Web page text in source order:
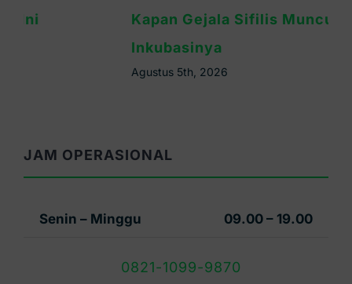
Kapan Gejala Sifilis Muncul? Ini Masa
JAM OPERASIONAL
Senin – Minggu 09.00 – 19.00
0821-1099-9870